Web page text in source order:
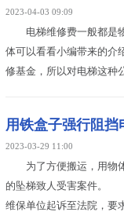
2023-04-03 09:09
电梯维修费一般都是物
体可以看看小编带来的
修基金，所以对电梯这种
用铁盒子强行阻挡
2023-03-29 11:00
为了方便搬运，用物体
的坠梯致人受害案件。
维保单位起诉至法院，要